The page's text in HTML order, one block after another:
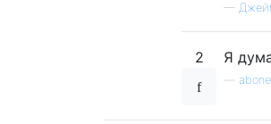
—
2 Я